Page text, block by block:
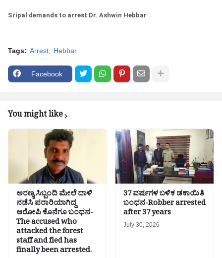
Sripal demands to arrest Dr. Ashwin Hebbar
Tags: Arrest Hebbar
Facebook
You might like
ಅರಣ್ಯ ಸಿಬ್ಬಂದಿ ಮೇಲೆ ದಾಳಿ
ನಡೆಸಿ ಪರಾರಿಯಾಗಿದ್ದ
ಆರೋಪಿ ಕೊನೆಗೂ ಬಂಧನ-
The accused who
attacked the forest
staff and fled has
finally been arrested.
37 ವರ್ಷಗಳ ಬಳಿಕ ಡಕಾಯಿತಿ
ಬಂಧನ-Robber arrested
after 37 years
July 30, 2026